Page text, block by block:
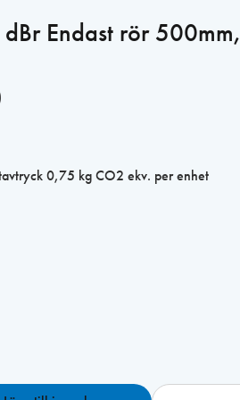
dBr Endast rör
0,75 kg CO2 ekv. per enhet